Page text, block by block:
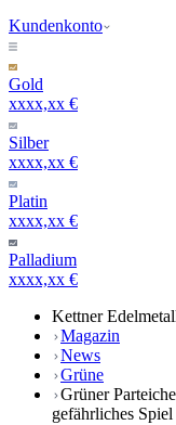
Kundenkonto
Gold
xxxx,xx €
Silber
xxxx,xx €
Platin
xxxx,xx €
Palladium
xxxx,xx €
Kettner
Magazin
News
Grüne
Grüner
gefährliches